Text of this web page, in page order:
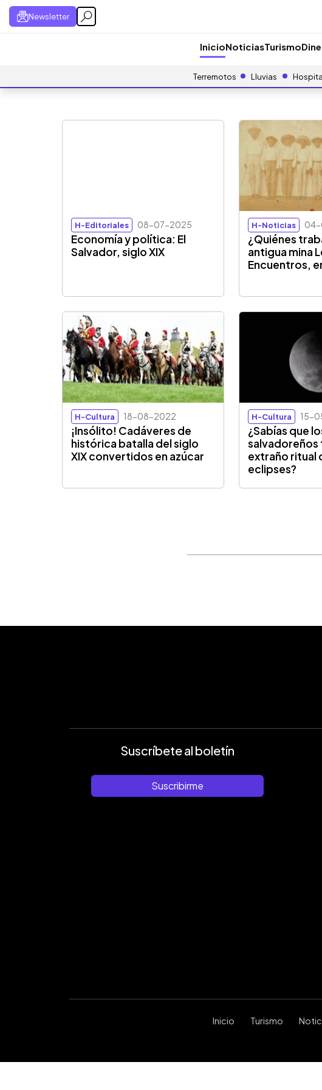
Newsletter
InicioNoticiasTurismo
Terremotos Lluvias
H-Editoriales 08-07-2025
Economía y política: El
Salvador, siglo XIX
H-Noticias
¿Quiénes
antigua mina
Encuentros,
H-Cultura 18-08-2022
¡Insólito! Cadáveres de
histórica batalla del siglo
XIX convertidos en azúcar
H-Cultura 15-
¿Sabías que
salvadoreños
extraño ritual
eclipses?
Suscríbete al boletín
Suscribirme
Inicio Turismo